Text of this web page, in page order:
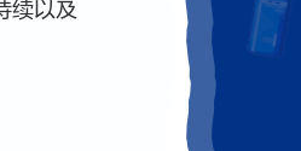
续以及